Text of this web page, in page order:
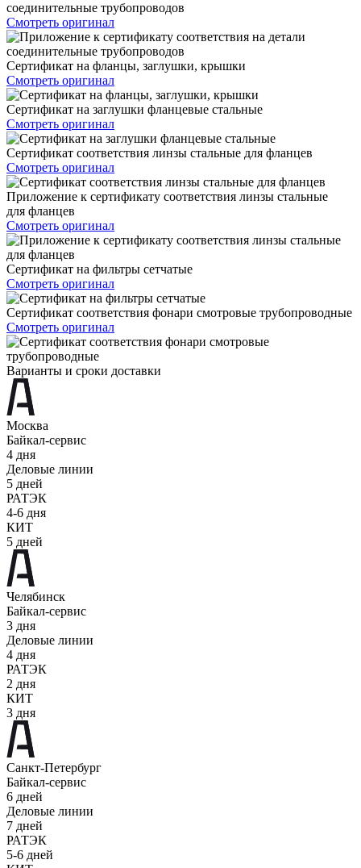
соединительные трубопроводов
Смотреть оригинал
Сертификат на фланцы, заглушки, крышки
Смотреть оригинал
Сертификат на заглушки фланцевые стальные
Смотреть оригинал
Сертификат соответствия линзы стальные для фланцев
Смотреть оригинал
Приложение к сертификату соответствия линзы стальные
для фланцев
Смотреть оригинал
Сертификат на фильтры сетчатые
Смотреть оригинал
Сертификат соответствия фонари смотровые трубопроводные
Смотреть оригинал
Варианты и сроки доставки
Москва
Байкал-сервис
4 дня
Деловые линии
5 дней
РАТЭК
4-6 дня
КИТ
5 дней
Челябинск
Байкал-сервис
3 дня
Деловые линии
4 дня
РАТЭК
2 дня
КИТ
3 дня
Санкт-Петербург
Байкал-сервис
6 дней
Деловые линии
7 дней
РАТЭК
5-6 дней